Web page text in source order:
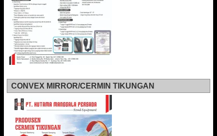
CONVEX MIRROR/CERMIN TIKUNGAN